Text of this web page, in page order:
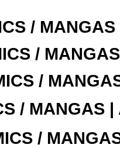
/
/
/
/ MANGAS |
/